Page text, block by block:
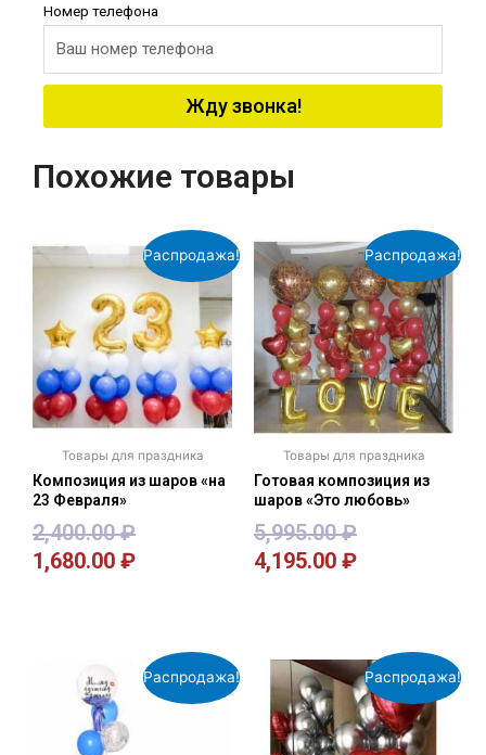
Номер телефона
Жду звонка!
Похожие товары
Распродажа!
Товары для праздника
Композиция из шаров «на
23 Февраля»
2,400.00₽
1,680.00 ₽
Распродажа!
Товары для праздника
Готовая композиция из
шаров «Это любовь»
5,995.00₽
4,195.00 ₽
Распродажа! Распродажа!